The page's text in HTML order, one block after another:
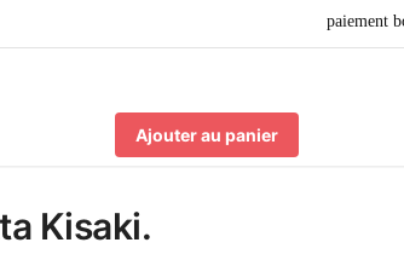
Ajouter au panier
Kisaki.